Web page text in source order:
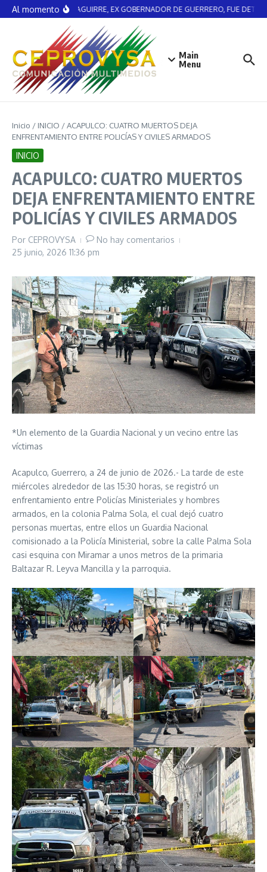
Saltar al contenido
Al momentoÁNGEL AGUIRRE, EX GOBERNADOR DE GUERRERO, FUE
Main
Menu
Inicio / INICIO /ACAPULCO: CUATRO MUERTOS DEJA
ENFRENTAMIENTO ENTRE POLICÍAS Y CIVILES ARMADOS
INICIO
ACAPULCO: CUATRO MUERTOS
DEJA ENFRENTAMIENTO ENTRE
POLICÍAS Y CIVILES ARMADOS
Por CEPROVYSA
No hay comentarios
25 junio, 2026 11:36 pm
*Un elemento de la Guardia Nacional y un vecino entre las
víctimas
Acapulco, Guerrero, a 24 de junio de 2026.- La tarde de este
miércoles alrededor de las 15:30 horas, se registró un
enfrentamiento entre Policías Ministeriales y hombres
armados, en la colonia Palma Sola, el cual dejó cuatro
personas muertas, entre ellos un Guardia Nacional
comisionado a la Policía Ministerial, sobre la calle Palma Sola
casi esquina con Miramar a unos metros de la primaria
Baltazar R. Leyva Mancilla y la parroquia.